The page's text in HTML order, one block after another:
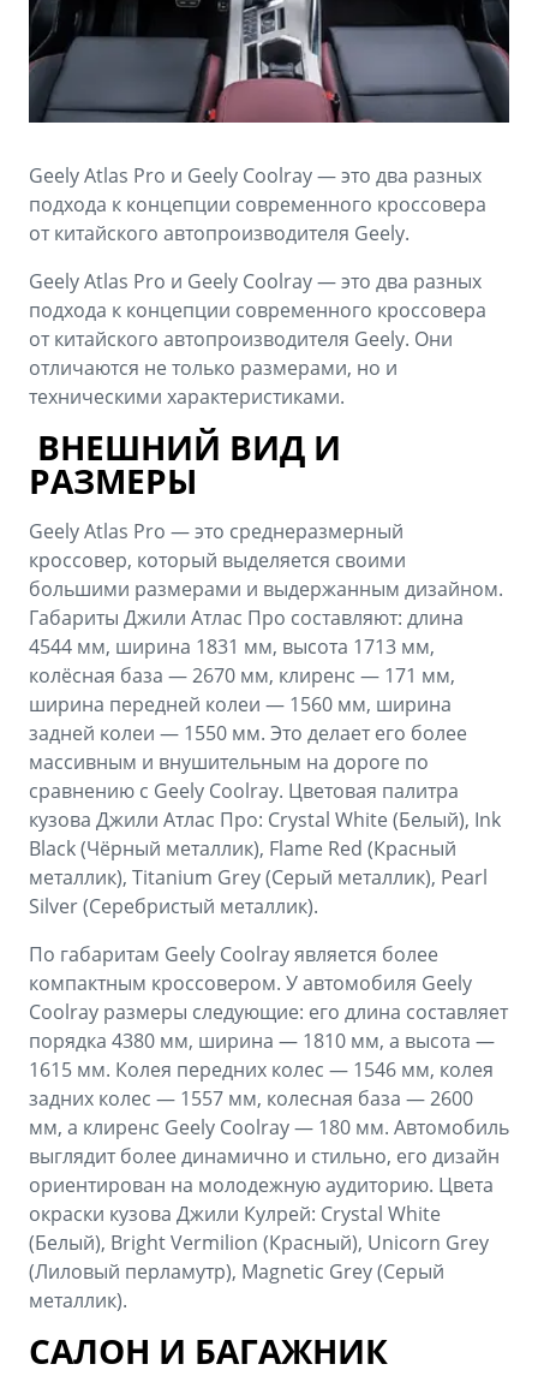
OKAVANGO MONJARO
PREFACE
от 3 079 990 ₽*
GEELY EX5
от 3 769 990 ₽*
Аксессуары
Зарядные устройства
ФИНАНСЫ И УСЛУГИ
Автокредит
Расчет КАСКО
Страхование
GEELY Лизинг
Советы по эксплуатации
Спецпредложения
ПОДДЕРЖКА
Помощь на дорогах
Гарантия Geely
Сервисная книжка
Вопросы и ответы
Geely Atlas Pro и Geely Coolray — это два разных
подхода к концепции современного кроссовера
от китайского автопроизводителя Geely.
Geely Atlas Pro и Geely Coolray — это два разных
подхода к концепции современного кроссовера
от китайского автопроизводителя Geely. Они
отличаются не только размерами, но и
техническими характеристиками.
ВНЕШНИЙ ВИД И
РАЗМЕРЫ
Geely Atlas Pro — это среднеразмерный
кроссовер, который выделяется своими
большими размерами и выдержанным дизайном.
Габариты Джили Атлас Про составляют: длина
4544 мм, ширина 1831 мм, высота 1713 мм,
колёсная база — 2670 мм, клиренс — 171 мм,
ширина передней колеи — 1560 мм, ширина
задней колеи — 1550 мм. Это делает его более
массивным и внушительным на дороге по
сравнению с Geely Coolray. Цветовая палитра
кузова Джили Атлас Про: Crystal White (Белый), Ink
Black (Чёрный металлик), Flame Red (Красный
металлик), Titanium Grey (Серый металлик), Pearl
Silver (Серебристый металлик).
По габаритам Geely Coolray является более
компактным кроссовером. У автомобиля Geely
Coolray размеры следующие: его длина составляет
порядка 4380 мм, ширина — 1810 мм, а высота —
1615 мм. Колея передних колес — 1546 мм, колея
задних колес — 1557 мм, колесная база — 2600
мм, а клиренс Geely Coolray — 180 мм. Автомобиль
выглядит более динамично и стильно, его дизайн
ориентирован на молодежную аудиторию. Цвета
окраски кузова Джили Кулрей: Crystal White
(Белый), Bright Vermilion (Красный), Unicorn Grey
(Лиловый перламутр), Magnetic Grey (Серый
металлик).
САЛОН И БАГАЖНИК